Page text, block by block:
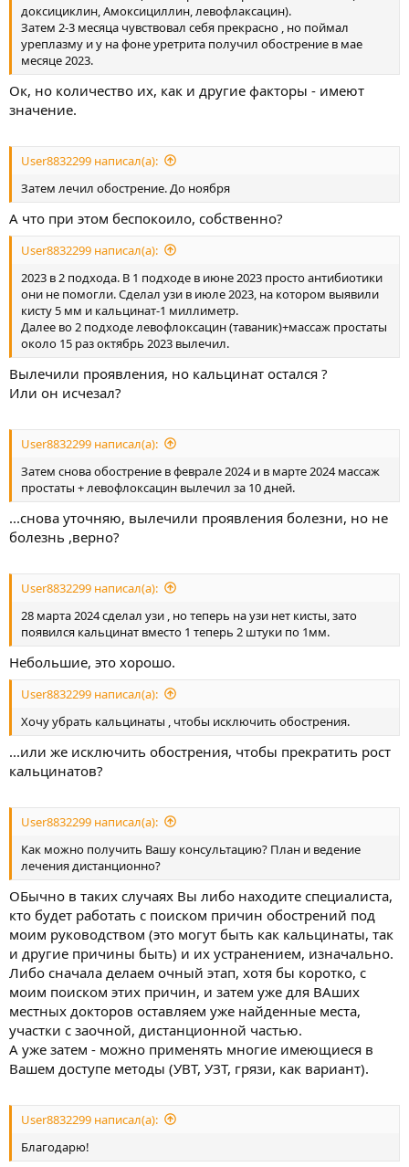
доксициклин, Амоксициллин, левофлаксацин).
Затем 2-3 месяца чувствовал себя прекрасно , но поймал
уреплазму и у на фоне уретрита получил обострение в мае
месяце 2023.
Ок, но количество их, как и другие факторы - имеют
значение.
User8832299 написал(а):
Затем лечил обострение. До ноября
А что при этом беспокоило, собственно?
User8832299 написал(а):
2023 в 2 подхода. В 1 подходе в июне 2023 просто антибиотики
они не помогли. Сделал узи в июле 2023, на котором выявили
кисту 5 мм и кальцинат-1 миллиметр.
Далее во 2 подходе левофлоксацин (таваник)+массаж простаты
около 15 раз октябрь 2023 вылечил.
Вылечили проявления, но кальцинат остался ?
Или он исчезал?
User8832299 написал(а):
Затем снова обострение в феврале 2024 и в марте 2024 массаж
простаты + левофлоксацин вылечил за 10 дней.
...снова уточняю, вылечили проявления болезни, но не
болезнь ,верно?
User8832299 написал(а):
28 марта 2024 сделал узи , но теперь на узи нет кисты, зато
появился кальцинат вместо 1 теперь 2 штуки по 1мм.
Небольшие, это хорошо.
User8832299 написал(а):
Хочу убрать кальцинаты , чтобы исключить обострения.
...или же исключить обострения, чтобы прекратить рост
кальцинатов?
User8832299 написал(а):
Как можно получить Вашу консультацию? План и ведение
лечения дистанционно?
ОБычно в таких случаях Вы либо находите специалиста,
кто будет работать с поиском причин обострений под
моим руководством (это могут быть как кальцинаты, так
и другие причины быть) и их устранением, изначально.
Либо сначала делаем очный этап, хотя бы коротко, с
моим поиском этих причин, и затем уже для ВАших
местных докторов оставляем уже найденные места,
участки с заочной, дистанционной частью.
А уже затем - можно применять многие имеющиеся в
Вашем доступе методы (УВТ, УЗТ, грязи, как вариант).
User8832299 написал(а):
Благодарю!